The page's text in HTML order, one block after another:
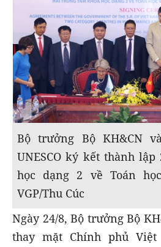
Bộ trưởng Bộ KH&CN
UNESCO ký kết thành
học dạng 2 về Toán
VGP/Thu Cúc
Ngày 24/8, Bộ trưởng Bộ
thay mặt Chính phủ